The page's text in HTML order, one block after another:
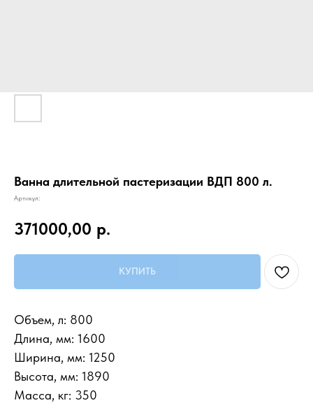
Ванна длительной пастеризации ВДП 800 л.
Артикул:
371000,00 р.
КУПИТЬ
Объем, л: 800
Длина, мм: 1600
Ширина, мм: 1250
Высота, мм: 1890
Масса, кг: 350